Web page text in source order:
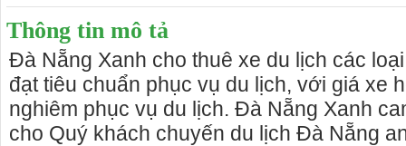
Thông tin mô tả
Đà Nẵng Xanh cho thuê xe du lịch các
đạt tiêu chuẩn phục vụ du lịch, với giá xe
nghiêm phục vụ du lịch. Đà Nẵng Xanh
cho Quý khách chuyến du lịch Đà Nẵng